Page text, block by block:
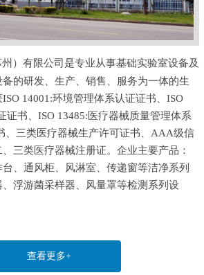
）有限公司是专业从事基础实验室设备及
的研发、生产、销售、服务为一体的生
14001:环境管理体系认证证书、ISO
证书、ISO 13485:医疗器械质量管理体系
、三类医疗器械生产许可证书、AAA级信
三类医疗器械注册证。企业主要产品：
、通风柜、风淋室、传递窗等洁净系列
浮游菌采样器、风量罩等检测系列设
查看更多+